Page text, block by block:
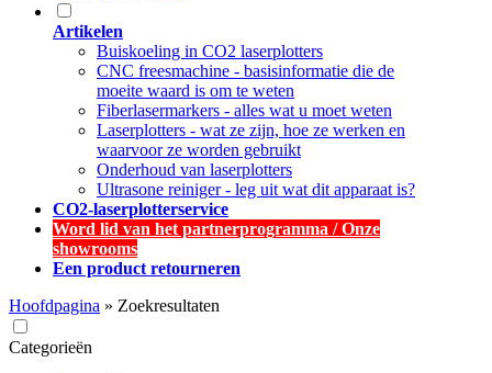
Artikelen
Buiskoeling in CO2 laserplotters
CNC freesmachine - basisinformatie die de
moeite waard is om te weten
Fiberlasermarkers - alles wat u moet weten
Laserplotters - wat ze zijn, hoe ze werken en
waarvoor ze worden gebruikt
Onderhoud van laserplotters
Ultrasone reiniger - leg uit wat dit apparaat is?
CO2-laserplotterservice
Word lid van het partnerprogramma / Onze
showrooms
Een product retourneren
Hoofdpagina » Zoekresultaten
Categorieën